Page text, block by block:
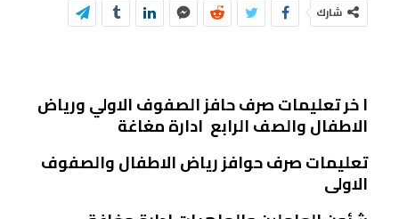
شارك
ا خر تعليمات صرف حافز الصفوف الاولي ورياض
الاطفال والصف الرابع ادارة مغاغة
تعليمات صرف حوافز رياض الاطفال والصفوف
الاولى